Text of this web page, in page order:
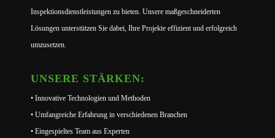
Inspektionsdienstleistungen zu bieten. Unsere maßgeschneiderten
Lösungen unterstützen Sie dabei, Ihre Projekte effizient und erfolgreich
umzusetzen.
UNSERE STÄRKEN:
• Innovative Technologien und Methoden
• Umfangreiche Erfahrung in verschiedenen Branchen
• Eingespieltes Team aus Experten